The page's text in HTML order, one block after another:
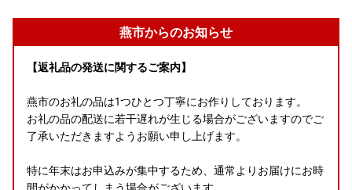
燕市からのお知らせ
【返礼品の発送に関するご案内】
燕市のお礼の品は1つひとつ丁寧にお作りしております。
お礼の品の配送に若干遅れが生じる場合がございますのでご
了承いただきますようお願い申し上げます。
特に年末はお申込みが集中するため、通常よりお届けにお時
間がかかってしまう場合がございます。